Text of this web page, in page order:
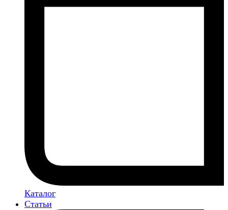
Каталог
Статьи